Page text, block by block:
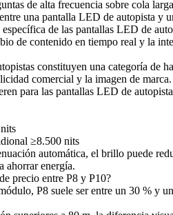
de alta frecuencia sobre cola larga
una pantalla LED de autopista y
de las pantallas LED de
de contenido en tiempo real y la
constituyen una categoría de
comercial y la imagen de marca.
para las pantallas LED de
≥8.500 nits
automática, el brillo puede
ahorrar energía.
precio entre P8 y P10?
P8 suele ser entre un 30 % y